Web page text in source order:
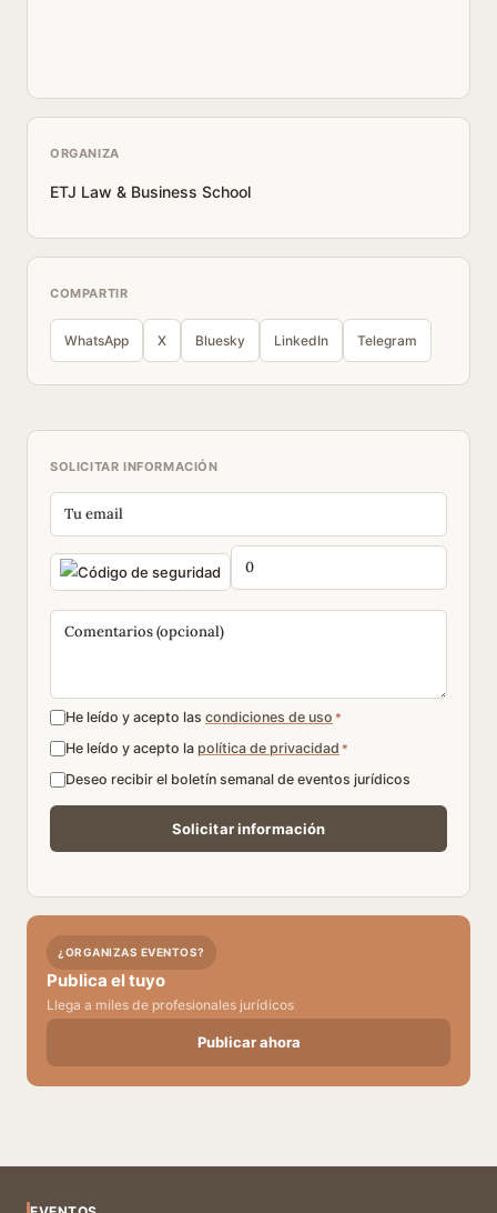
ORGANIZA
ETJ Law & Business School
COMPARTIR
WhatsApp X Bluesky LinkedIn Telegram
SOLICITAR INFORMACIÓN
He leído y acepto las condiciones de uso *
He leído y acepto la política de privacidad *
Deseo recibir el boletín semanal de eventos jurídicos
¿ORGANIZAS EVENTOS?
Publica el tuyo
Llega a miles de profesionales jurídicos
Publicar ahora